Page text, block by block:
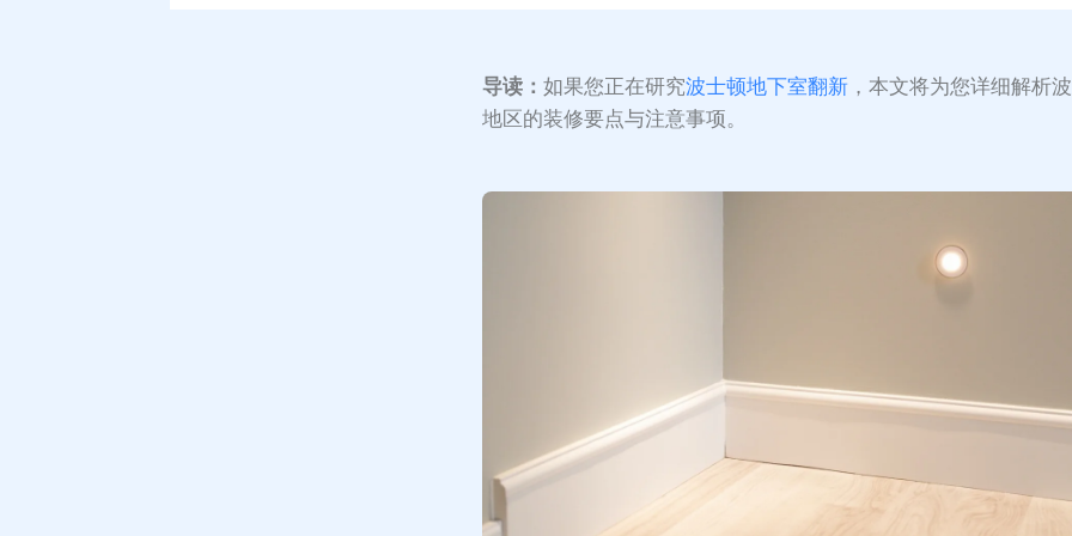
导读：如果您正在研究波士顿地下室翻新 ，本文将为您详细解析
地区的装修要点与注意事项。